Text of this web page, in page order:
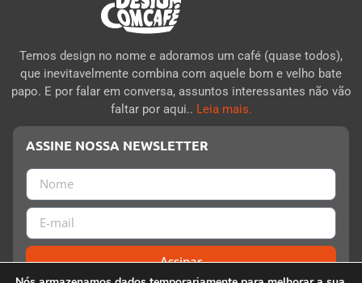
Temos design no nome e adoramos um café (quase todos),
que inevitavelmente combina com aquele bom e velho bate
papo. E por falar em conversa, assuntos interessantes não vão
faltar por aqui.. Leia mais.
ASSINE NOSSA NEWSLETTER
Assinar